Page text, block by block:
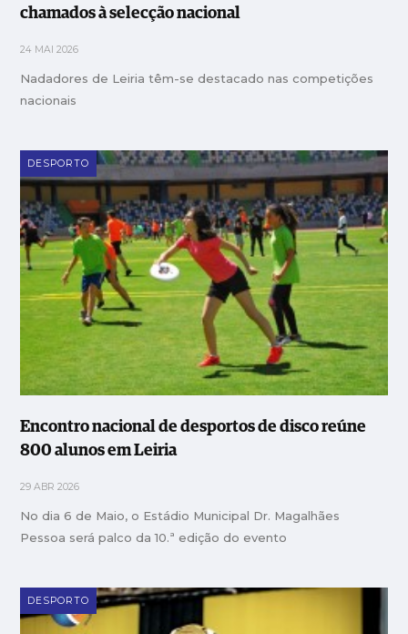
chamados à selecção nacional
24 MAI 2026
Nadadores de Leiria têm-se destacado nas competições
nacionais
DESPORTO
Encontro nacional de desportos de disco reúne
800 alunos em Leiria
29 ABR 2026
No dia 6 de Maio, o Estádio Municipal Dr. Magalhães
Pessoa será palco da 10.ª edição do evento
DESPORTO